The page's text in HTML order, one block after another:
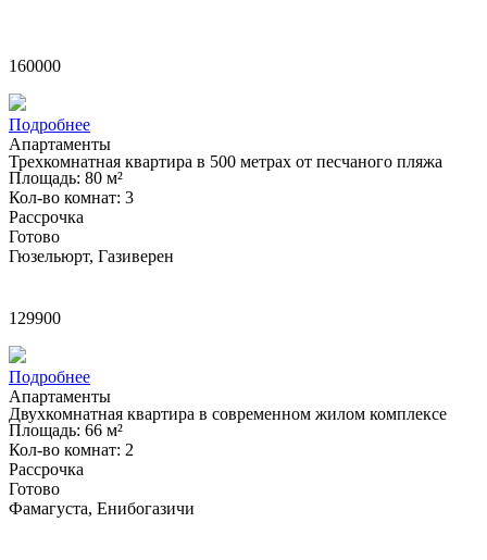
160000
Подробнее
Апартаменты
Трехкомнатная квартира в 500 метрах от песчаного пляжа
Площадь: 80 м²
Кол-во комнат: 3
Рассрочка
Готово
Гюзельюрт, Газиверен
129900
Подробнее
Апартаменты
Двухкомнатная квартира в современном жилом комплексе
Площадь: 66 м²
Кол-во комнат: 2
Рассрочка
Готово
Фамагуста, Енибогазичи